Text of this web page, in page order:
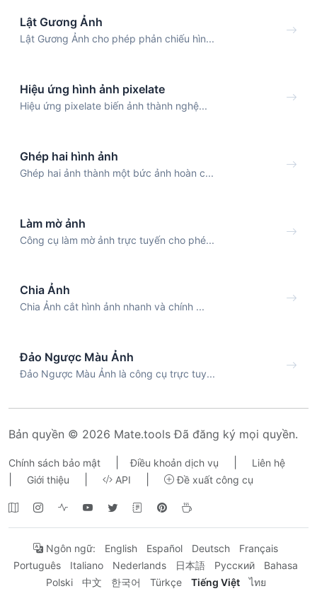
Lật Gương Ảnh
Lật Gương Ảnh cho phép phản chiếu hìn...
Hiệu ứng hình ảnh pixelate
Hiệu ứng pixelate biến ảnh thành nghệ...
Ghép hai hình ảnh
Ghép hai ảnh thành một bức ảnh hoàn c...
Làm mờ ảnh
Công cụ làm mờ ảnh trực tuyến cho phé...
Chia Ảnh
Chia Ảnh cắt hình ảnh nhanh và chính ...
Đảo Ngược Màu Ảnh
Đảo Ngược Màu Ảnh là công cụ trực tuy...
Bản quyền © 2026 Mate.tools Đã đăng ký mọi quyền.
Chính sách bảo mật Điều khoản dịch vụ Liên hệ
Giới thiệu API Đề xuất công cụ
Ngôn ngữ: English Español Deutsch
Français
Português
Italiano Nederlands 日本語 Русский
Bahasa
Polski
中文 한국어 Türkçe Tiếng Việt ไทย